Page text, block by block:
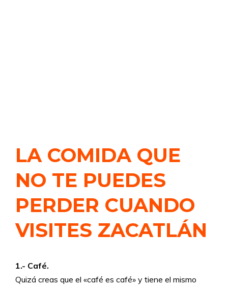
LA COMIDA QUE
NO TE PUEDES
PERDER CUANDO
VISITES ZACATLÁN
1.- Café.
Quizá creas que el «café es café» y tiene el mismo